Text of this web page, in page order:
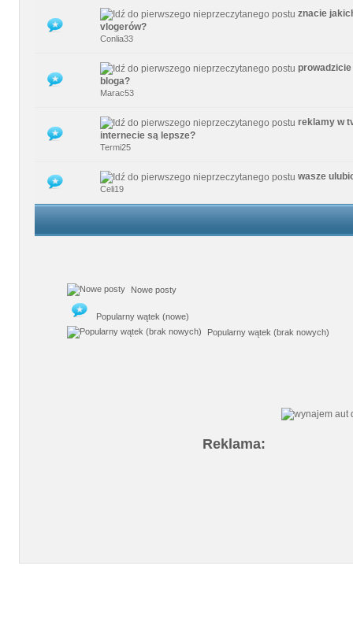
znacie
vlogerów?
Conlia33
0 głosów - średnia ocena: 0 na 5 gwiazdek
bloga?
Marac53
0 głosów - średnia ocena: 0 na 5 gwiazdek
reklamy w
internecie są lepsze?
Termi25
0 głosów - średnia ocena: 0 na 5 gwiazdek
12 345
wasze
Celi19
0 głosów - średnia ocena: 0 na 5 gwiazdek
12345
Nowe posty
Popularny wątek (nowe)
Popularny wątek (brak nowych)
Reklama: